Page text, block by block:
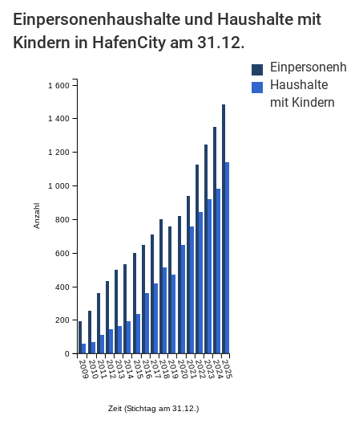
Einpersonenhaushalte und Haushalte mit
Kindern in HafenCity am 31.12.
Haushalte
mit Kindern
Zeit (Stichtag am 31.12.)
20092010201120122013201420152016201720182019202020212022202320242025
Anzahl
0
200
400
600
800
1 000
1 200
1 400
1 600